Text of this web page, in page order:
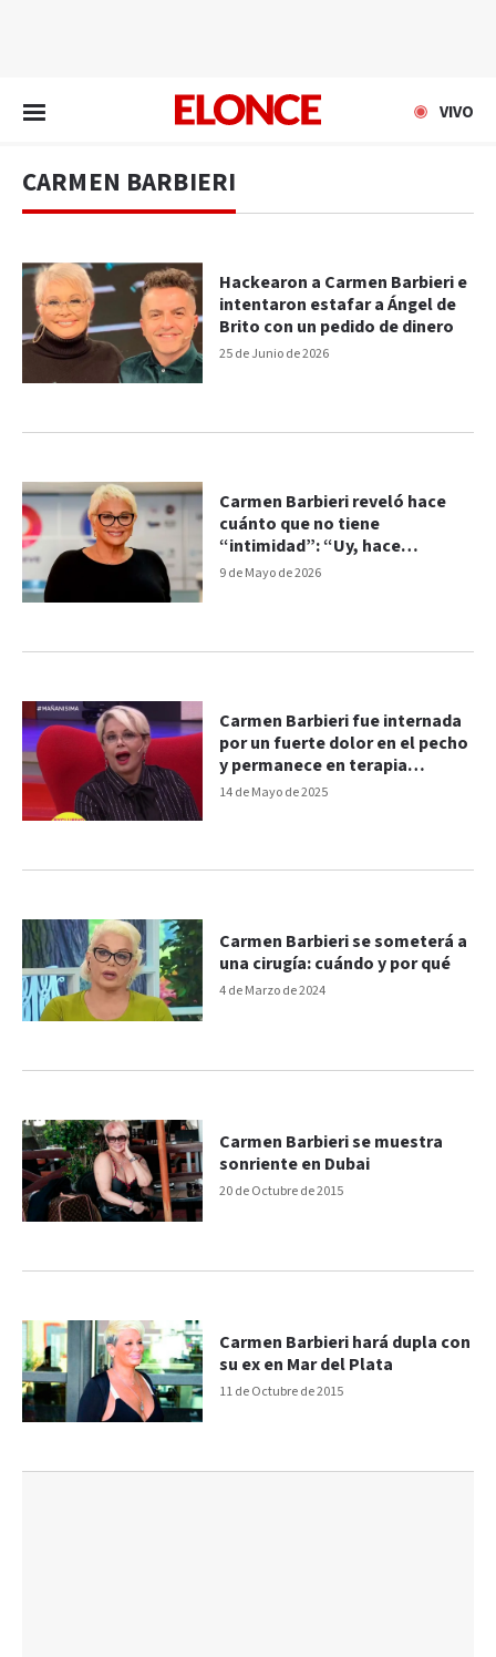
VIVO
CARMEN BARBIERI
25 de Junio de 2026
Hackearon a Carmen Barbieri e
intentaron estafar a Ángel de
Brito con un pedido de dinero
9 de Mayo de 2026
Carmen Barbieri reveló hace
cuánto que no tiene
“intimidad”: “Uy, hace
tanto…”
14 de Mayo de 2025
Carmen Barbieri fue internada
por un fuerte dolor en el pecho
y permanece en terapia
intensiva
4 de Marzo de 2024
Carmen Barbieri se someterá a
una cirugía: cuándo y por qué
20 de Octubre de 2015
Carmen Barbieri se muestra
sonriente en Dubai
11 de Octubre de 2015
Carmen Barbieri hará dupla con
su ex en Mar del Plata